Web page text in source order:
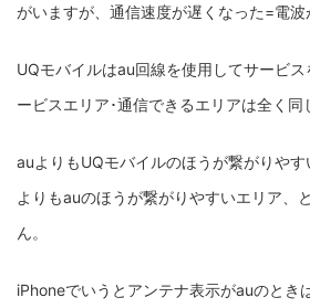
がいますが、通信速度が遅くなった=電波
UQモバイルはau回線を使用してサービ
ービスエリア･通信できるエリアは全く同
auよりもUQモバイルのほうが繋がりや
よりもauのほうが繋がりやすいエリア、
ん。
iPhoneでいうとアンテナ表示がauのとき